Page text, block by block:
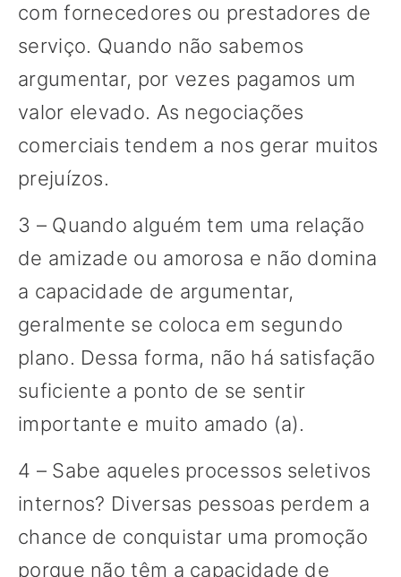
com fornecedores ou prestadores de
serviço. Quando não sabemos
argumentar, por vezes pagamos um
valor elevado. As negociações
comerciais tendem a nos gerar muitos
prejuízos.
3 – Quando alguém tem uma relação
de amizade ou amorosa e não domina
a capacidade de argumentar,
geralmente se coloca em segundo
plano. Dessa forma, não há satisfação
suficiente a ponto de se sentir
importante e muito amado (a).
4 – Sabe aqueles processos seletivos
internos? Diversas pessoas perdem a
chance de conquistar uma promoção
porque não têm a capacidade de